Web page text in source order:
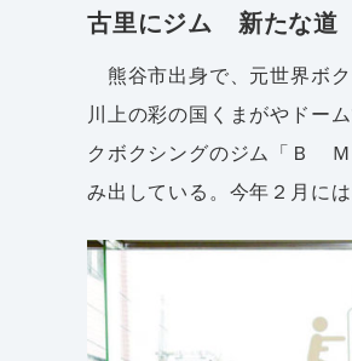
古里にジム 新たな道
熊谷市出身で、元世界ボ
川上の彩の国くまがやドー
クボクシングのジム「Ｂ
み出している。今年２月に